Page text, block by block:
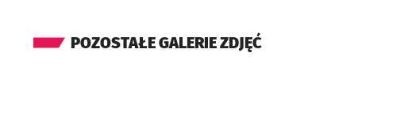
POZOSTAŁE GALERIE ZDJĘĆ